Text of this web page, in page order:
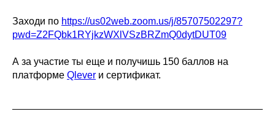
Заходи по https://us02web.zoom.us/j/85707502297?
pwd=Z2FQbk1RYjkzWXlVSzBRZmQ0dytDUT09
А за участие ты еще и получишь 150 баллов на
платформе Qlever и сертификат.